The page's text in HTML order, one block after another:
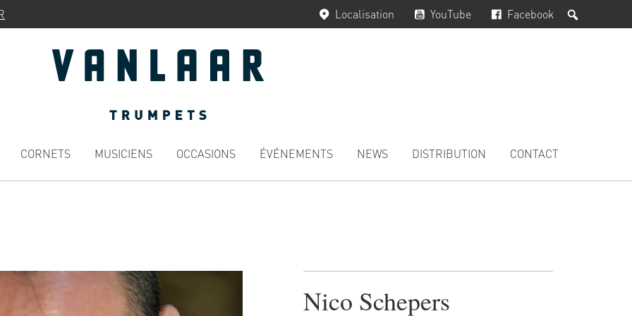
Facebook
YouTube
Localisation
CORNETS MUSICIENS OCCASIONS ÉVÉNEMENTS NEWS DISTRIBUTION CONTACT
Nico Schepers